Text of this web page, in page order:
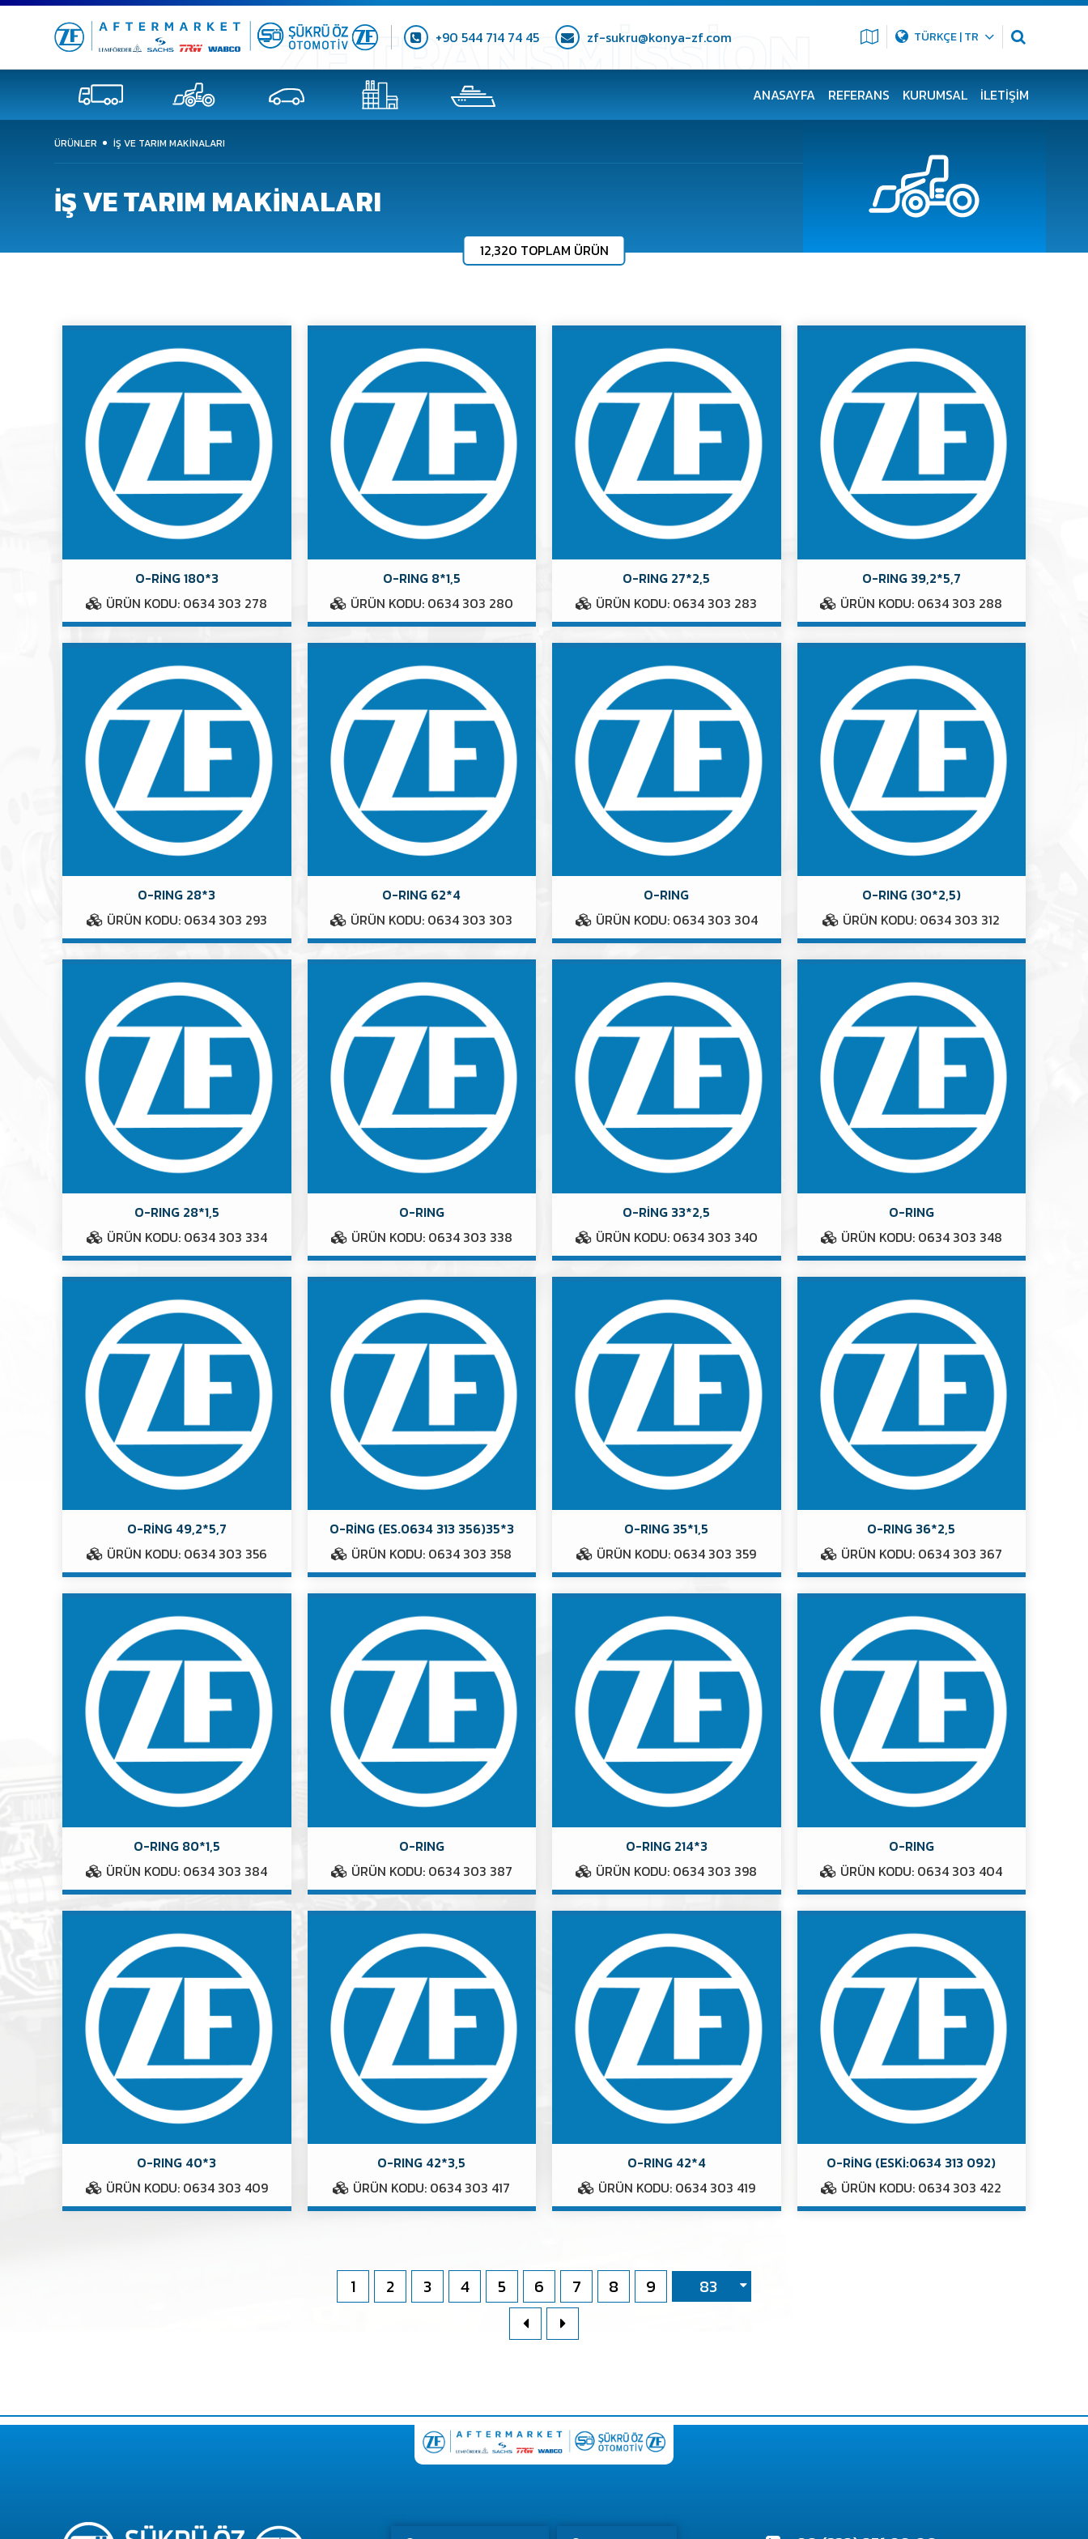
+90 544 714 74 45 zf-sukru@konya-zf.com TÜRKÇE | TR
ANASAYFA REFERANS KURUMSAL İLETIŞIM
ÜRÜNLER İŞ VE TARIM MAKINALARI
İŞ VE TARIM MAKINALARI
12,320 TOPLAM ÜRÜN
O-RİNG 180*3
ÜRÜN KODU: 0634 303 278
O-RING 8*1,5
ÜRÜN KODU: 0634 303 280
O-RING 27*2,5
ÜRÜN KODU: 0634 303 283
O-RING 39,2*5,7
ÜRÜN KODU: 0634 303 288
O-RING 28*3
ÜRÜN KODU: 0634 303 293
O-RING 62*4
ÜRÜN KODU: 0634 303 303
O-RING
ÜRÜN KODU: 0634 303 304
O-RING (30*2,5)
ÜRÜN KODU: 0634 303 312
O-RING 28*1,5
ÜRÜN KODU: 0634 303 334
O-RING
ÜRÜN KODU: 0634 303 338
O-RİNG 33*2,5
ÜRÜN KODU: 0634 303 340
O-RING
ÜRÜN KODU: 0634 303 348
O-RİNG 49,2*5,7
ÜRÜN KODU: 0634 303 356
O-RİNG (ES.0634 313 356)35*3
ÜRÜN KODU: 0634 303 358
O-RING 35*1,5
ÜRÜN KODU: 0634 303 359
O-RING 36*2,5
ÜRÜN KODU: 0634 303 367
O-RING 80*1,5
ÜRÜN KODU: 0634 303 384
O-RING
ÜRÜN KODU: 0634 303 387
O-RING 214*3
ÜRÜN KODU: 0634 303 398
O-RING
ÜRÜN KODU: 0634 303 404
O-RING 40*3
ÜRÜN KODU: 0634 303 409
O-RING 42*3,5
ÜRÜN KODU: 0634 303 417
O-RING 42*4
ÜRÜN KODU: 0634 303 419
O-RİNG (ESKİ:0634 313 092)
ÜRÜN KODU: 0634 303 422
1 2 3 4 5 6 7 8 9 83